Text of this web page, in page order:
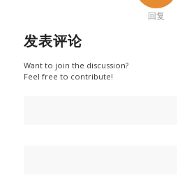
回复
发表评论
Want to join the discussion?
Feel free to contribute!